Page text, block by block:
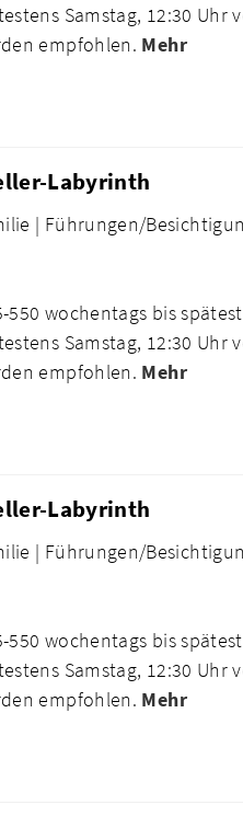
Samstag, 12:30 Uhr
empfohlen. Mehr
Labyrinth
| Führungen/
wochentags bis
Samstag, 12:30 Uhr
empfohlen. Mehr
Labyrinth
| Führungen/
wochentags bis
Samstag, 12:30 Uhr
empfohlen. Mehr